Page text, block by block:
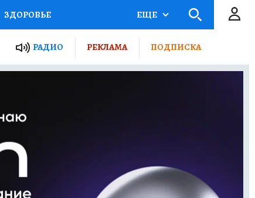
ЗДОРОВЬЕ
РОССИИ
ПУТЕВОДИТЕЛЬ
ЕЩЕ
РАДИО РЕКЛАМА ПОДПИСКА